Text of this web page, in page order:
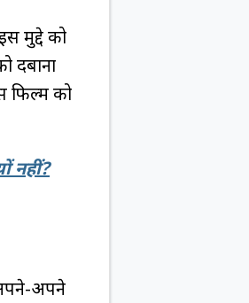
मुद्दे को
दबाना
फिल्म को
नहीं?
अपने-अपने